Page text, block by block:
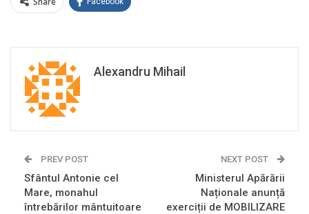
Alexandru Mihail
PREV POST
Sfântul Antonie cel
Mare, monahul
întrebărilor mântuitoare
NEXT POST
Ministerul Apărării
Naționale anunță
exerciții de MOBILIZARE